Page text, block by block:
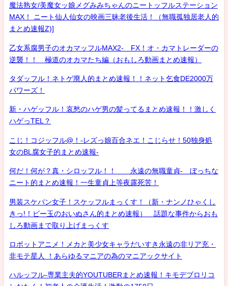
魔法熟女/美魔女ッ娘メグみみちゃんのニートッフルステーション
MAX！ ニート仙人仙女の映画三昧老後生活！（無職孤独居老人的
まとめ速報Z)]
乙女系腐男子のオカマッフルMAX2- FX！オ・カマトレーダーの
逆襲！！ 極道のオカマたち編（おもしろ動画まとめ速報）
タダッフル！ネトゲ廃人的まとめ速報！！ネット乞食DE2000万
パワーズ！
新・ハゲッフル！哀愁のハゲ男の髪ってるまとめ速報！！激しく
ハゲっTEL？
こじ！コジッフル@！-レズっ娘百合ネエ！こじらせ！50独身処
女のBL腐女子的まとめ速報-
何だ！何が？真・シロッフル！！ 永遠の無職童貞- ぼっちな
ニート的まとめ速報！一生童貞上等夜露死苦！
男装スケバン女子！スケッフルまっくす！（新・ナンノひゃくし
きっ!！ビー玉のおいぬさん的まとめ速報） 話題な事件からおも
しろ動画まで取り上げまっくす
ロボットアニメ！メカと美少女キャラだいすき永遠の非リア充・
非モテ星人 ！あらゆるマニアの為のマニアックサイト
ハルッフル-専業主夫的YOUTUBERまとめ速報！キモデブロリコ